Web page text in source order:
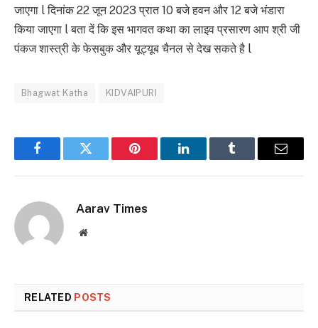
जाएगा l दिनांक 22 जून 2023 प्रात 10 बजे हवन और 12 बजे भंडारा
किया जाएगा l बता दें कि इस भागवत कथा का लाइव प्रसारण आप श्री जी
पंकज शास्त्री के फेसबुक और यूट्यूब चैनल से देख सकते है l
Bhagwat Katha KIDVAIPURI
FacebookTwitter Pinterest LinkedInTumblr Email
Aarav Times
Website
RELATED POSTS